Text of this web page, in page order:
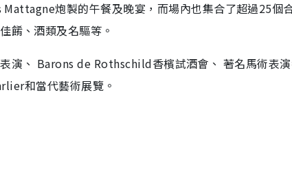
炮製的午餐及晚宴，而場內也集合了超過25個
餚、酒類及名驅等。
演、 Barons de Rothschild香檳試酒會、 著名馬術表
和當代藝術展覽。